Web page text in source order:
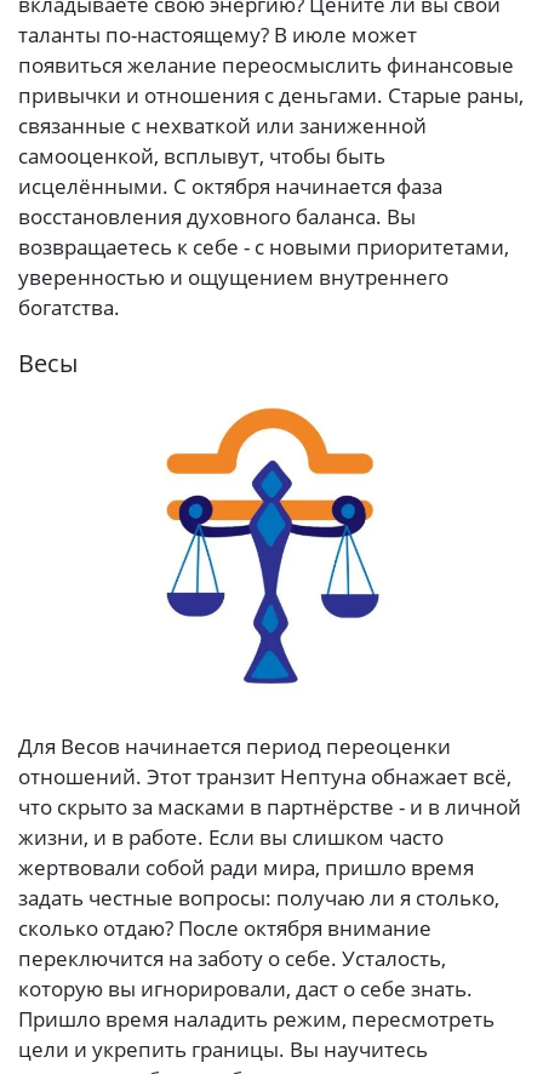
таланты по-настоящему? В июле может
появиться желание переосмыслить финансовые
привычки и отношения с деньгами. Старые раны,
связанные с нехваткой или заниженной
самооценкой, всплывут, чтобы быть
исцелёнными. С октября начинается фаза
восстановления духовного баланса. Вы
возвращаетесь к себе - с новыми приоритетами,
уверенностью и ощущением внутреннего
богатства.
Весы
Для Весов начинается период переоценки
отношений. Этот транзит Нептуна обнажает всё,
что скрыто за масками в партнёрстве - и в личной
жизни, и в работе. Если вы слишком часто
жертвовали собой ради мира, пришло время
задать честные вопросы: получаю ли я столько,
сколько отдаю? После октября внимание
переключится на заботу о себе. Усталость,
которую вы игнорировали, даст о себе знать.
Пришло время наладить режим, пересмотреть
цели и укрепить границы. Вы научитесь